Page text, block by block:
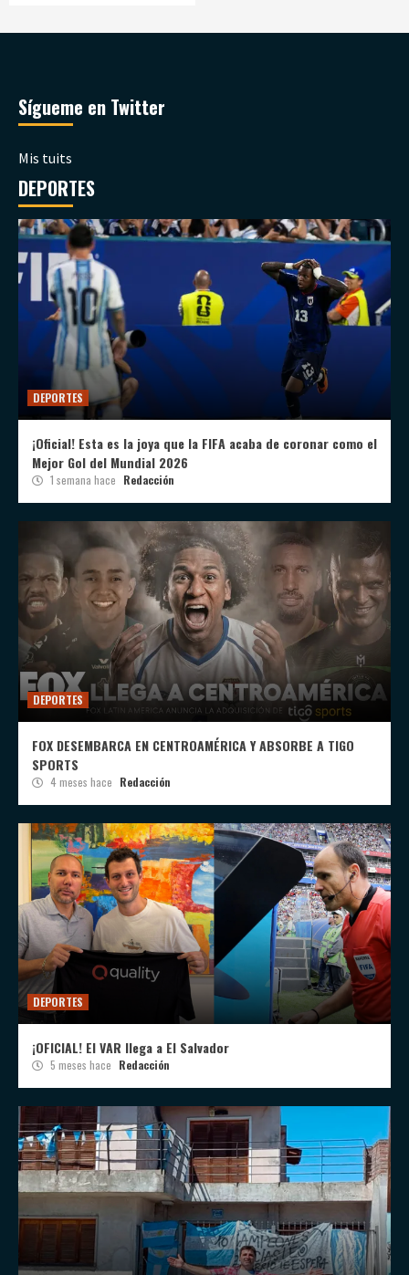
Sígueme en Twitter
Mis tuits
DEPORTES
DEPORTES
¡Oficial! Esta es la joya que la FIFA acaba de coronar como el
Mejor Gol del Mundial 2026
1 semana hace Redacción
DEPORTES
FOX DESEMBARCA EN CENTROAMÉRICA Y ABSORBE A TIGO
SPORTS
4 meses hace Redacción
DEPORTES
¡OFICIAL! El VAR llega a El Salvador
5 meses hace Redacción